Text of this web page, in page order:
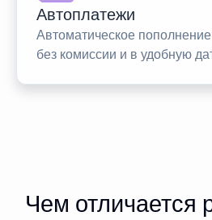
Автоплатежи
Автоматическое
без комиссии и в удобную
Чем отличается